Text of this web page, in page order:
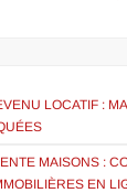
LOCATIF :
MAISONS :
EN